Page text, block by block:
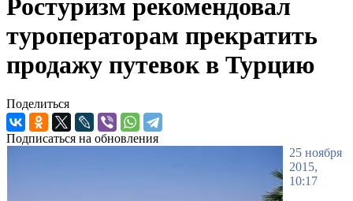
Ростуризм рекомендовал
туроператорам прекратить
продажу путевок в Турцию
Поделиться
Подписаться на обновления
25 ноября
2015,
10:17